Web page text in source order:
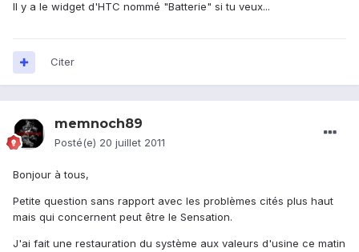
Il y a le widget d'HTC nommé "Batterie" si tu veux...
Citer
memnoch89
Posté(e) 20 juillet 2011
Bonjour à tous,
Petite question sans rapport avec les problèmes cités plus haut
mais qui concernent peut être le Sensation.
J'ai fait une restauration du système aux valeurs d'usine ce matin